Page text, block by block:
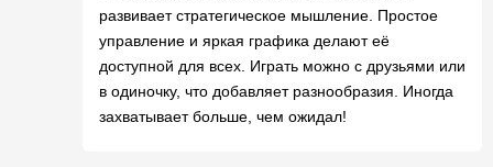
развивает стратегическое мышление. Простое
управление и яркая графика делают её
доступной для всех. Играть можно с друзьями или
в одиночку, что добавляет разнообразия. Иногда
захватывает больше, чем ожидал!